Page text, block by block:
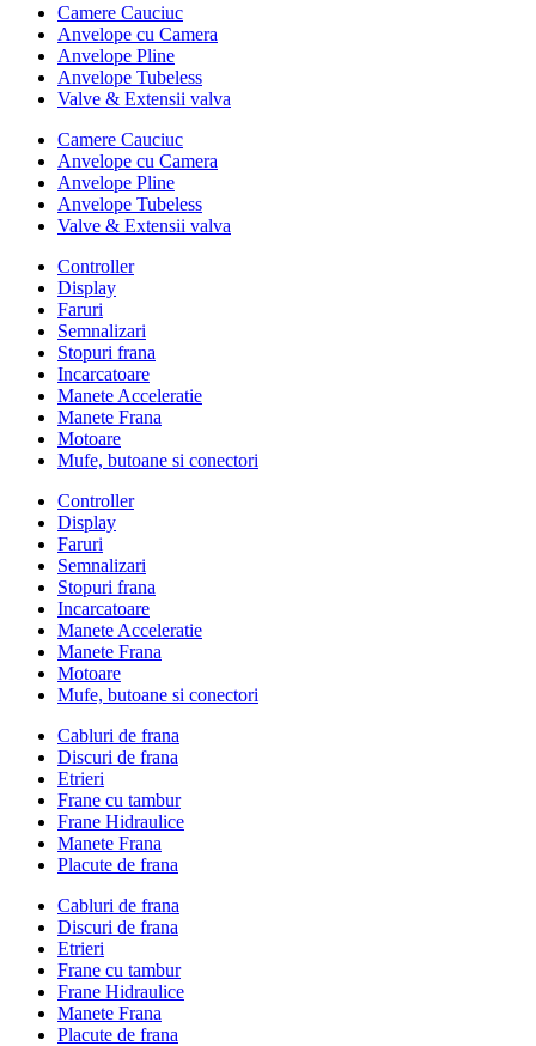
Camere Cauciuc
Anvelope cu Camera
Anvelope Pline
Anvelope Tubeless
Valve & Extensii valva
Camere Cauciuc
Anvelope cu Camera
Anvelope Pline
Anvelope Tubeless
Valve & Extensii valva
Controller
Display
Faruri
Semnalizari
Stopuri frana
Incarcatoare
Manete Acceleratie
Manete Frana
Motoare
Mufe, butoane si conectori
Controller
Display
Faruri
Semnalizari
Stopuri frana
Incarcatoare
Manete Acceleratie
Manete Frana
Motoare
Mufe, butoane si conectori
Cabluri de frana
Discuri de frana
Etrieri
Frane cu tambur
Frane Hidraulice
Manete Frana
Placute de frana
Cabluri de frana
Discuri de frana
Etrieri
Frane cu tambur
Frane Hidraulice
Manete Frana
Placute de frana